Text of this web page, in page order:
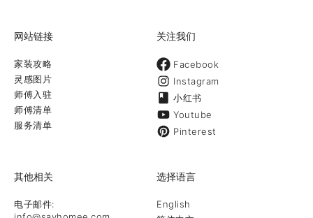
网站链接
家装攻略
灵感图片
师傅入驻
师傅清单
服务清单
关注我们
Facebook
Instagram
小红书
Youtube
Pinterest
其他相关
电子邮件:
选择语言
English